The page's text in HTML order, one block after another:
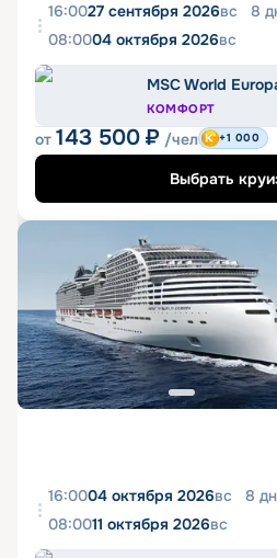
16:0027 сентября 2026вс 8
08:0004 октября 2026вс
MSC World
КОМФОРТ
от 143 500 ₽ /чел +1 000
Выбрать
16:0004 октября 2026вс 8 дн
08:0011 октября 2026вс